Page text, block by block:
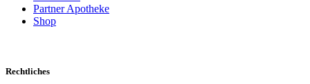
Partner Apotheke
Shop
Rechtliches